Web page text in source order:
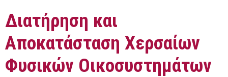
Διατήρηση και
Αποκατάσταση Χερσαίων
Φυσικών Οικοσυστημάτων